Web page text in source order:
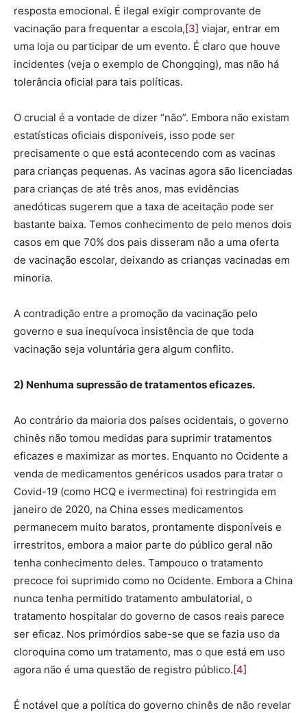
resposta emocional. É ilegal exigir comprovante de
vacinação para frequentar a escola, [3] viajar, entrar em
uma loja ou participar de um evento. É claro que houve
incidentes (veja o exemplo de Chongqing), mas não há
tolerância oficial para tais políticas.
O crucial é a vontade de dizer “não”. Embora não existam
estatísticas oficiais disponíveis, isso pode ser
precisamente o que está acontecendo com as vacinas
para crianças pequenas. As vacinas agora são licenciadas
para crianças de até três anos, mas evidências
anedóticas sugerem que a taxa de aceitação pode ser
bastante baixa. Temos conhecimento de pelo menos dois
casos em que 70% dos pais disseram não a uma oferta
de vacinação escolar, deixando as crianças vacinadas em
minoria.
A contradição entre a promoção da vacinação pelo
governo e sua inequívoca insistência de que toda
vacinação seja voluntária gera algum conflito.
2) Nenhuma supressão de tratamentos eficazes.
Ao contrário da maioria dos países ocidentais, o governo
chinês não tomou medidas para suprimir tratamentos
eficazes e maximizar as mortes. Enquanto no Ocidente a
venda de medicamentos genéricos usados ​​para tratar o
Covid-19 (como HCQ e ivermectina) foi restringida em
janeiro de 2020, na China esses medicamentos
permanecem muito baratos, prontamente disponíveis e
irrestritos, embora a maior parte do público geral não
tenha conhecimento deles. Tampouco o tratamento
precoce foi suprimido como no Ocidente. Embora a China
nunca tenha permitido tratamento ambulatorial, o
tratamento hospitalar do governo de casos reais parece
ser eficaz. Nos primórdios sabe-se que se fazia uso da
cloroquina como um tratamento, mas o que está em uso
agora não é uma questão de registro público. [4]
É notável que a política do governo chinês de não revelar